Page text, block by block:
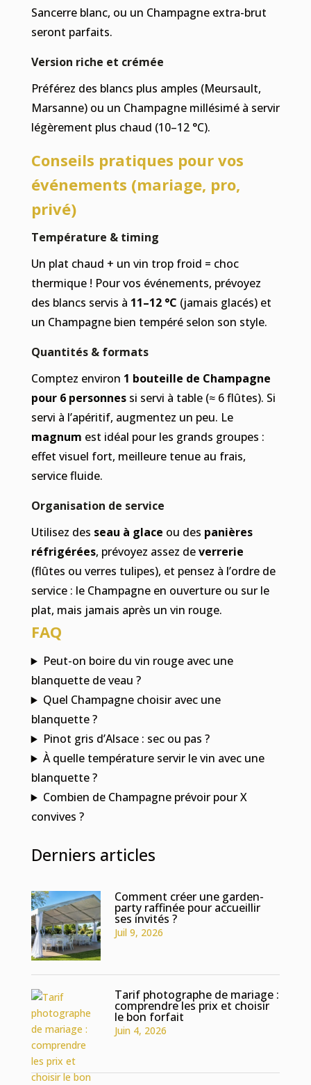
Sancerre blanc, ou un Champagne extra-brut
seront parfaits.
Version riche et crémée
Préférez des blancs plus amples (Meursault,
Marsanne) ou un Champagne millésimé à servir
légèrement plus chaud (10–12 °C).
Conseils pratiques pour vos
événements (mariage, pro,
privé)
Température & timing
Un plat chaud + un vin trop froid = choc
thermique ! Pour vos événements, prévoyez
des blancs servis à 11–12 °C (jamais glacés) et
un Champagne bien tempéré selon son style.
Quantités & formats
Comptez environ 1 bouteille de Champagne
pour 6 personnessi servi à table (≈ 6 flûtes). Si
servi à l’apéritif, augmentez un peu. Le
magnum est idéal pour les grands groupes :
effet visuel fort, meilleure tenue au frais,
service fluide.
Organisation de service
Utilisez des seau à glace ou des panières
réfrigérées, prévoyez assez deverrerie
(flûtes ou verres tulipes), et pensez à l’ordre de
service : le Champagne en ouverture ou sur le
plat, mais jamais après un vin rouge.
FAQ
Peut-on boire du vin rouge avec une
blanquette de veau ?
Quel Champagne choisir avec une
blanquette ?
Pinot gris d’Alsace : sec ou pas ?
À quelle température servir le vin avec une
blanquette ?
Combien de Champagne prévoir pour X
convives ?
Derniers articles
Comment créer une garden-
party raffinée pour accueillir
ses invités ?
Juil 9, 2026
Tarif photographe de mariage :
comprendre les prix et choisir
le bon forfait
Juin 4, 2026